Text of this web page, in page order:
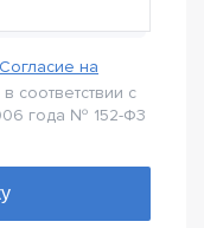
Согласие на
в соответствии с
года № 152-Ф3